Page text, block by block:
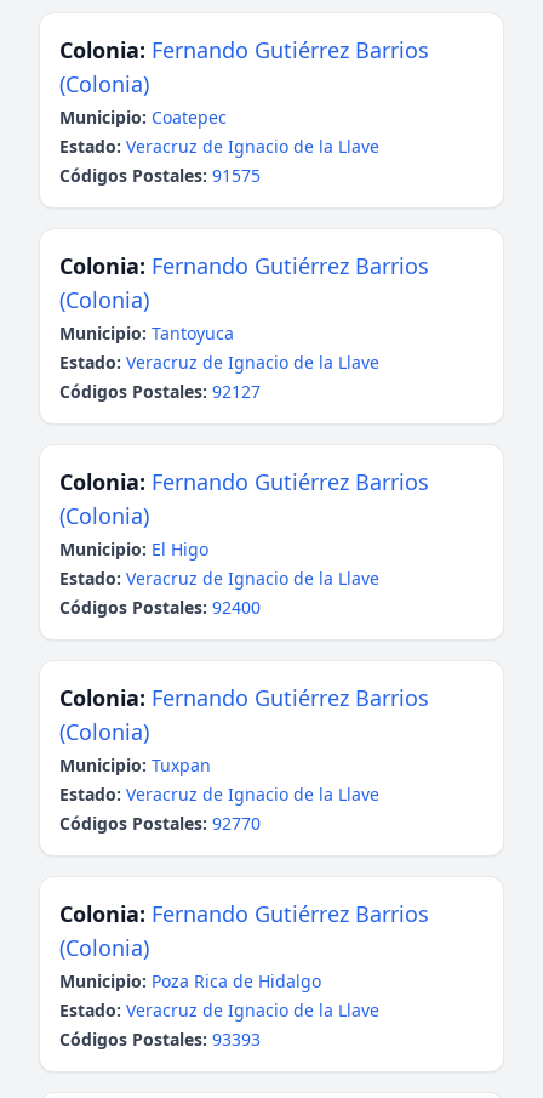
Colonia: Fernando Gutiérrez Barrios
(Colonia)
Municipio: Coatepec
Estado: Veracruz de Ignacio de la Llave
Códigos Postales: 91575
Colonia: Fernando Gutiérrez Barrios
(Colonia)
Municipio: Tantoyuca
Estado: Veracruz de Ignacio de la Llave
Códigos Postales: 92127
Colonia: Fernando Gutiérrez Barrios
(Colonia)
Municipio: El Higo
Estado: Veracruz de Ignacio de la Llave
Códigos Postales: 92400
Colonia: Fernando Gutiérrez Barrios
(Colonia)
Municipio: Tuxpan
Estado: Veracruz de Ignacio de la Llave
Códigos Postales: 92770
Colonia: Fernando Gutiérrez Barrios
(Colonia)
Municipio: Poza Rica de Hidalgo
Estado: Veracruz de Ignacio de la Llave
Códigos Postales: 93393